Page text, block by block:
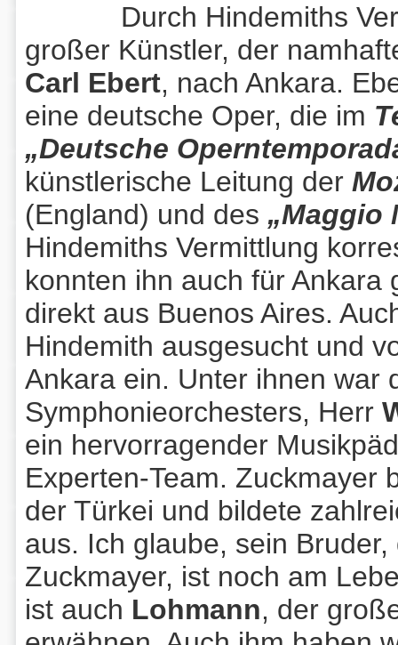
Durch Hindemiths
großer Künstler, der
Carl Ebert, nach Ankara.
eine deutsche Oper, die im
„Deutsche
künstlerische Leitung der
(England) und des „Maggio
Hindemiths Vermittlung
konnten ihn auch für Ankara
direkt aus Buenos Aires.
Hindemith ausgesucht und
Ankara ein. Unter ihnen war
Symphonieorchesters, Herr
ein hervorragender
Experten-Team. Zuckmayer
der Türkei und bildete
aus. Ich glaube, sein
Zuckmayer, ist noch am
ist auch Lohmann, der